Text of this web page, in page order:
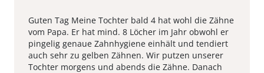
Guten Tag Meine Tochter bald 4 hat wohl die Zähne
vom Papa. Er hat mind. 8 Löcher im Jahr obwohl er
pingelig genaue Zahnhygiene einhält und tendiert
auch sehr zu gelben Zähnen. Wir putzen unserer
Tochter morgens und abends die Zähne. Danach